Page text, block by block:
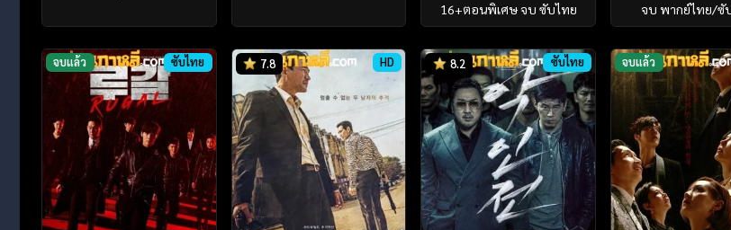
16+ตอนพิเศษ จบ ซับไทย
จบ พากย์ไทย/ซั
จบแล้ว ซับไทย 7.8 HD 8.2 ซับไทย จบแล้ว